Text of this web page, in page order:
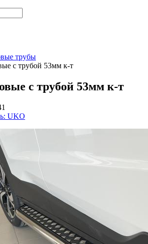
трубы
с трубой 53мм к-т
с трубой 53мм к-т
UKO